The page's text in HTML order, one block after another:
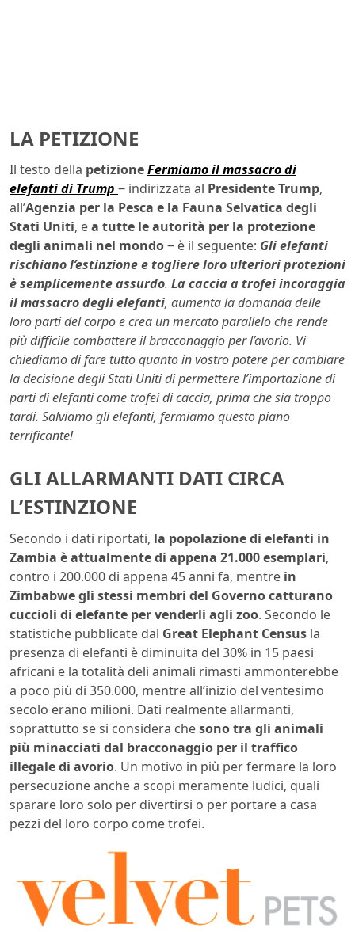
LA PETIZIONE
Il testo della petizioneFermiamo il massacro di
elefanti di Trump ‒ indirizzata al Presidente Trump,
all’Agenzia per la Pesca e la Fauna Selvatica degli
Stati Uniti, ea tutte le autorità per la protezione
degli animali nel mondo‒ è il seguente: Gli elefanti
rischiano l’estinzione e togliere loro ulteriori protezioni
è semplicemente assurdo. La caccia a trofei incoraggia
il massacro degli elefanti, aumenta la domanda delle
loro parti del corpo e crea un mercato parallelo che rende
più difficile combattere il bracconaggio per l’avorio. Vi
chiediamo di fare tutto quanto in vostro potere per cambiare
la decisione degli Stati Uniti di permettere l’importazione di
parti di elefanti come trofei di caccia, prima che sia troppo
tardi. Salviamo gli elefanti, fermiamo questo piano
terrificante!
GLI ALLARMANTI DATI CIRCA
L’ESTINZIONE
Secondo i dati riportati, la popolazione di elefanti in
Zambia è attualmente di appena 21.000 esemplari,
contro i 200.000 di appena 45 anni fa, mentre in
Zimbabwe gli stessi membri del Governo catturano
cuccioli di elefante per venderli agli zoo. Secondo le
statistiche pubblicate dal Great Elephant Census la
presenza di elefanti è diminuita del 30% in 15 paesi
africani e la totalità deli animali rimasti ammonterebbe
a poco più di 350.000, mentre all’inizio del ventesimo
secolo erano milioni. Dati realmente allarmanti,
soprattutto se si considera chesono tra gli animali
più minacciati dal bracconaggio per il traffico
illegale di avorio. Un motivo in più per fermare la loro
persecuzione anche a scopi meramente ludici, quali
sparare loro solo per divertirsi o per portare a casa
pezzi del loro corpo come trofei.